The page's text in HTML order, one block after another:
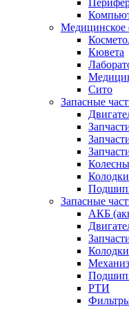
Медицинское
Кювета
Сито
Запасные
Колодки
Запасные
АКБ
Колодки
РТИ